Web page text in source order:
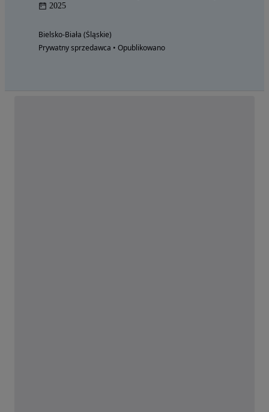
2025
Bielsko-Biała (Śląskie)
Prywatny sprzedawca • Opublikowano